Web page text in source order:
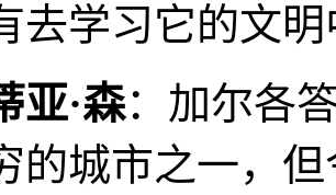
去学习它的文
亚·森：加尔各
的城市之一，